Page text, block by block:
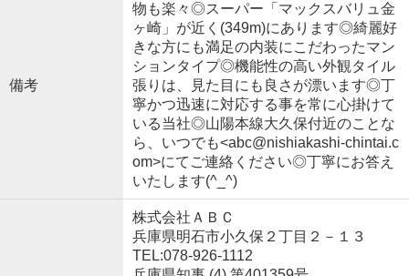
備考
物も楽々◎スーパー「マックスバリュ金
ヶ崎」が近く(349m)にあります◎綺麗好
きな方にも満足の内装にこだわったマン
ションタイプ◎機能性の高い外観タイル
張りは、見た目にも良さが漂います◎丁
寧かつ迅速に対応する事を常に心掛けて
いる当社◎山陽本線大久保付近のことな
ら、いつでも<abc@nishiakashi-chintai.c
om>にてご連絡ください◎丁寧にお答え
いたします(^_^)
株式会社ＡＢＣ
兵庫県明石市小久保２丁目２－１３
TEL:078-926-1112